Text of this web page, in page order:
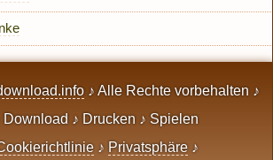
♪ Alle Rechte vorbehalten ♪
Download ♪ Drucken ♪ Spielen
♪ Privatsphäre ♪